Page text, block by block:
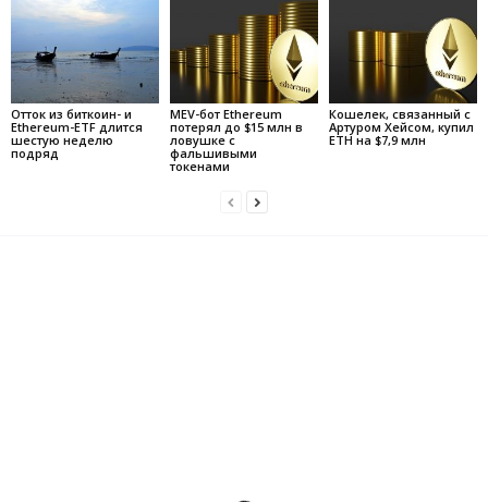
Отток из биткоин- и
Ethereum-ETF длится
шестую неделю
подряд
MEV-бот Ethereum
потерял до $15 млн в
ловушке с
фальшивыми
токенами
Кошелек, связанный с
Артуром Хейсом, купил
ETH на $7,9 млн